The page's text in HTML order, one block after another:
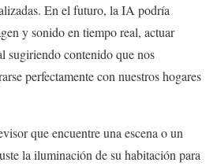
En el futuro, la IA podría
y sonido en tiempo real, actuar
sugiriendo contenido que nos
perfectamente con nuestros hogares
que encuentre una escena o un
la iluminación de su habitación para